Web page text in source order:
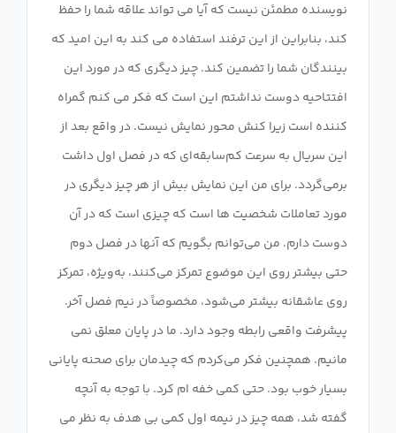
نویسنده مطمئن نیست که آیا می تواند علاقه شما را حفظ
کند، بنابراین از این ترفند استفاده می کند به این امید که
بینندگان شما را تضمین کند. چیز دیگری که در مورد این
افتتاحیه دوست نداشتم این است که فکر می کنم گمراه
کننده است زیرا کنش محور نمایش نیست. در واقع بعد از
این سریال به سرعت کم‌سابقه‌ای که در فصل اول داشت
برمی‌گردد. برای من این نمایش بیش از هر چیز دیگری در
مورد تعاملات شخصیت ها است که چیزی است که در آن
دوست دارم. من می‌توانم بگویم که آنها در فصل دوم
حتی بیشتر روی این موضوع تمرکز می‌کنند، به‌ویژه، تمرکز
روی عاشقانه بیشتر می‌شود، مخصوصاً در نیم فصل آخر.
پیشرفت واقعی رابطه وجود دارد. ما در پایان معلق نمی
مانیم. همچنین فکر می‌کردم که چیدمان برای صحنه پایانی
بسیار خوب بود. حتی کمی خفه ام کرد. با توجه به آنچه
گفته شد، همه چیز در نیمه اول کمی بی هدف به نظر می